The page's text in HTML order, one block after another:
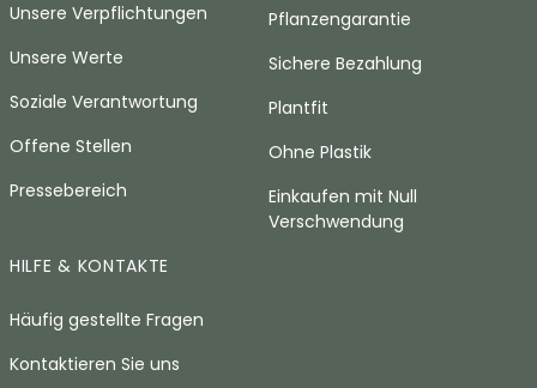
Unsere Verpflichtungen
Unsere Werte
Soziale Verantwortung
Offene Stellen
Pressebereich
Pflanzengarantie
Sichere Bezahlung
Plantfit
Ohne Plastik
Einkaufen mit Null
Verschwendung
HILFE & KONTAKTE
Häufig gestellte Fragen
Kontaktieren Sie uns